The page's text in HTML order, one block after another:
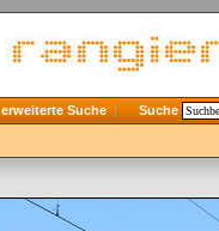
erweiterte Suche Suche